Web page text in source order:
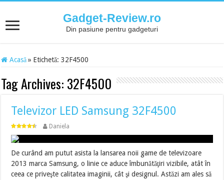
Gadget-Review.ro
Din pasiune pentru gadgeturi
Acasă » Etichetă:32F4500
Tag Archives: 32F4500
Televizor LED Samsung 32F4500
Daniela
De curând am putut asista la lansarea noii game de televizoare
2013 marca Samsung, o linie ce aduce îmbunătăţiri vizibile, atât în
ceea ce priveşte calitatea imaginii, cât şi designul. Astăzi am ales să